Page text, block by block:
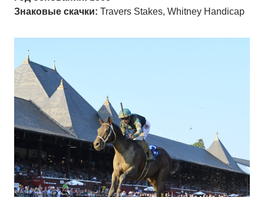
Знаковые скачки: Travers Stakes, Whitney Handicap